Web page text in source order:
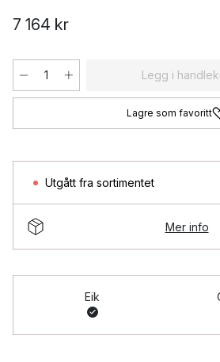
7 164 kr
Legg i
Lagre som favoritt
Utgått fra sortimentet
Mer info
Eik